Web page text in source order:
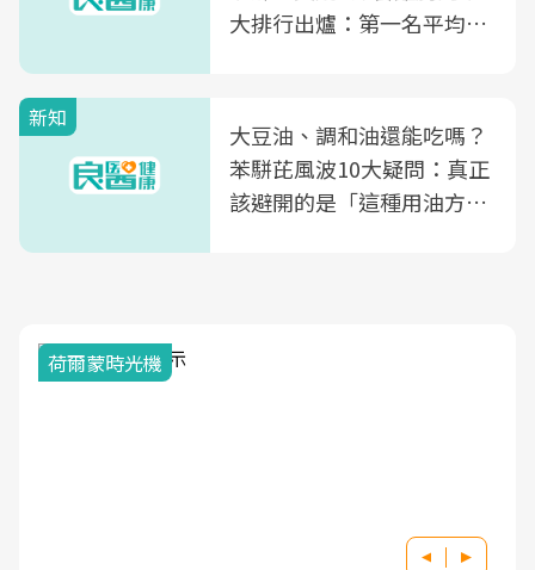
大排行出爐：第一名平均一
新知
大豆油、調和油還能吃嗎？
苯駢芘風波10大疑問：真正
該避開的是「這種用油方
荷爾蒙時光機